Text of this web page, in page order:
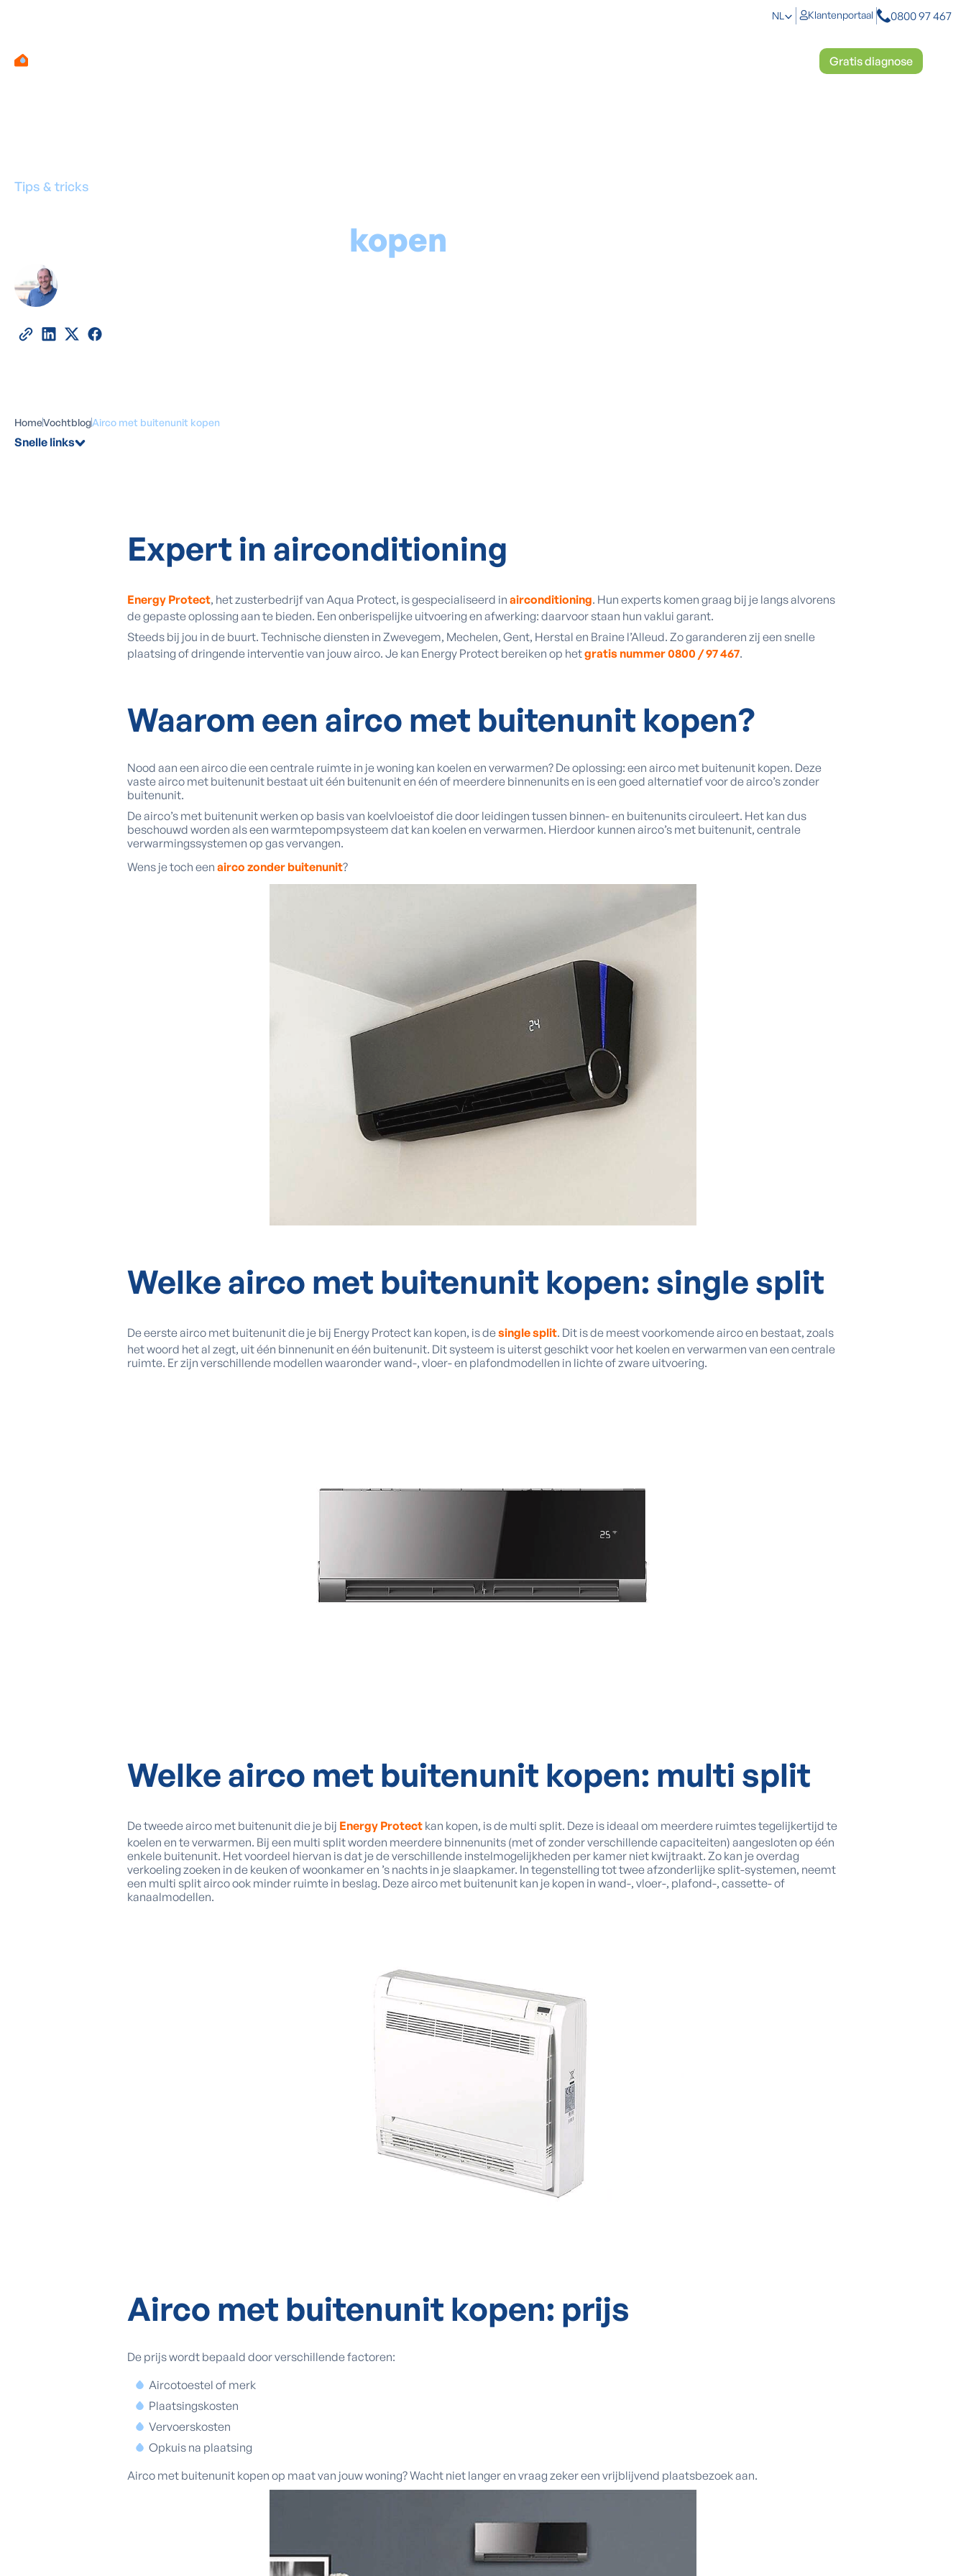
NL Klantenportaal 0800 97 467
Gratis diagnose
Tips & tricks
kopen
HomeVochtblogAirco met buitenunit kopen
Snelle links
Expertin airconditioning
Energy Protect, het zusterbedrijf van Aqua Protect, is gespecialiseerd in airconditioning. Hun experts komen graag bij je langs alvorens
de gepaste oplossing aan te bieden. Een onberispelijke uitvoering en afwerking: daarvoor staan hun vaklui garant.
Steeds bij jou in de buurt. Technische diensten in Zwevegem, Mechelen, Gent, Herstal en Braine l’Alleud. Zo garanderen zij een snelle
plaatsing of dringende interventie van jouw airco. Je kan Energy Protect bereiken op hetgratis nummer 0800 / 97 467.
Waarom een airco met buitenunit kopen?
Nood aan een airco die een centrale ruimte in je woning kan koelen en verwarmen? De oplossing: een airco met buitenunit kopen. Deze
vaste airco met buitenunit bestaat uit één buitenunit en één of meerdere binnenunits en is een goed alternatief voor de airco’s zonder
buitenunit.
De airco’s met buitenunit werken op basis van koelvloeistof die door leidingen tussen binnen- en buitenunits circuleert. Het kan dus
beschouwd worden als een warmtepompsysteem dat kan koelen en verwarmen. Hierdoor kunnen airco’s met buitenunit, centrale
verwarmingssystemen op gas vervangen.
Wens je toch een airco zonder buitenunit?
Welke airco met buitenunit kopen: single split
De eerste airco met buitenunit die je bij Energy Protect kan kopen, is desingle split. Dit is de meest voorkomende airco en bestaat, zoals
het woord het al zegt, uit één binnenunit en één buitenunit. Dit systeem is uiterst geschikt voor het koelen en verwarmen van een centrale
ruimte. Er zijn verschillende modellen waaronder wand-, vloer- en plafondmodellen in lichte of zware uitvoering.
Welke airco met buitenunit kopen: multi split
De tweede airco met buitenunit die je bij Energy Protectkan kopen, is de multi split. Deze is ideaal om meerdere ruimtes tegelijkertijd te
koelen en te verwarmen. Bij een multi split worden meerdere binnenunits (met of zonder verschillende capaciteiten) aangesloten op één
enkele buitenunit. Het voordeel hiervan is dat je de verschillende instelmogelijkheden per kamer niet kwijtraakt. Zo kan je overdag
verkoeling zoeken in de keuken of woonkamer en ’s nachts in je slaapkamer. In tegenstelling tot twee afzonderlijke split-systemen, neemt
een multi split airco ook minder ruimte in beslag. Deze airco met buitenunit kan je kopen in wand-, vloer-, plafond-, cassette- of
kanaalmodellen.
Airco met buitenunit kopen: prijs
De prijs wordt bepaald door verschillende factoren:
Aircotoestel of merk
Plaatsingskosten
Vervoerskosten
Opkuis na plaatsing
Airco met buitenunit kopen op maat van jouw woning? Wacht niet langer en vraag zeker een vrijblijvend plaatsbezoek aan.